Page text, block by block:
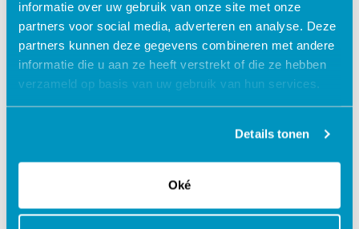
informatie over uw gebruik van onze site met onze
partners voor social media, adverteren en analyse. Deze
partners kunnen deze gegevens combineren met andere
informatie die u aan ze heeft verstrekt of die ze hebben
verzameld op basis van uw gebruik van hun services.
Details tonen
Oké
Jouw data veilig in de cloud